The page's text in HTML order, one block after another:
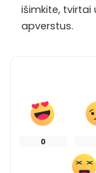
išimkite, tvirtai
apverstus.
0